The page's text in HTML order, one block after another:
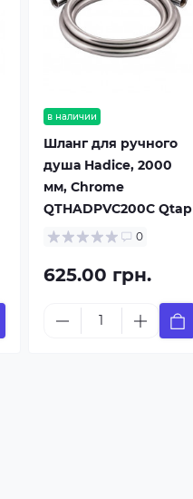
в наличии
Шланг для ручного
душа Hadice, 2000
мм, Chrome
QTHADPVC200C Qtap
0
625.00 грн.